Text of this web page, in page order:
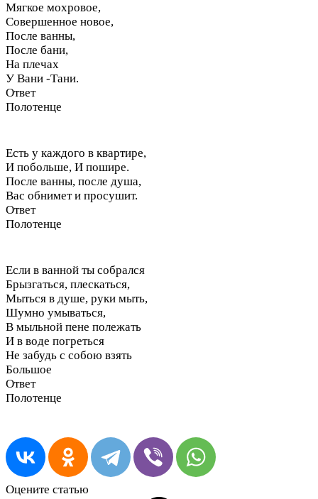
Мягкое мохровое,
Совершенное новое,
После ванны,
После бани,
На плечах
У Вани -Тани.
Ответ
Полотенце
Есть у каждого в квартире,
И побольше, И пошире.
После ванны, после душа,
Вас обнимет и просушит.
Ответ
Полотенце
Если в ванной ты собрался
Брызгаться, плескаться,
Мыться в душе, руки мыть,
Шумно умываться,
В мыльной пене полежать
И в воде погреться
Не забудь с собою взять
Большое
Ответ
Полотенце
Оцените статью